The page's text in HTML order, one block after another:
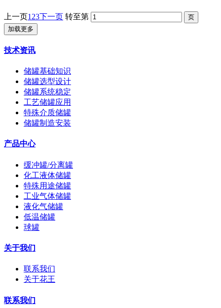
上一页1 23下一页 转至第
加载更多
技术资讯
储罐基础知识
储罐选型设计
储罐系统稳定
工艺储罐应用
特殊介质储罐
储罐制造安装
产品中心
缓冲罐/分离罐
化工液体储罐
特殊用途储罐
工业气体储罐
液化气储罐
低温储罐
球罐
关于我们
联系我们
关于花王
联系我们